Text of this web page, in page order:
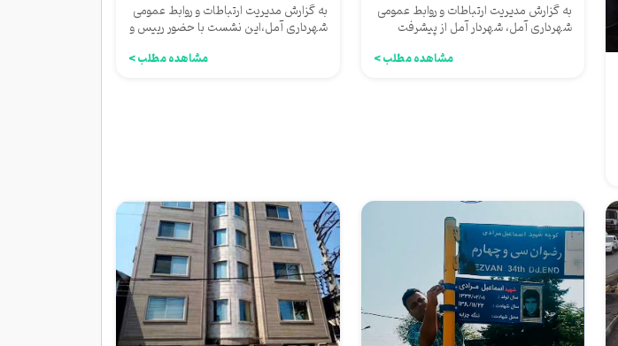
آمل
به گزارش مدیریت ارتباطات و روابط عمومی
شهرداری آمل، شهردار آمل از پیشرفت
مشاهده مطلب >
محترم...
به گزارش مدیریت ارتباطات و روابط عمومی
شهرداری آمل،این نشست با حضور رییس و
مشاهده مطلب >